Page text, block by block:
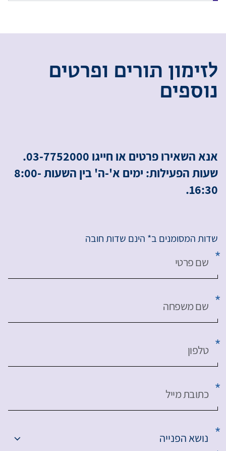
לזימון תורים ופרטים
נוספים
אנא השאירו פרטים או חייגו 03-7752000.
שעות הפעילות: ימים א'-ה' בין השעות 8:00-
16:30.
שדות המסומנים ב* הינם שדות חובה
שם פרטי
שם משפחה
טלפון
כתובת מייל
נושא הפנייה